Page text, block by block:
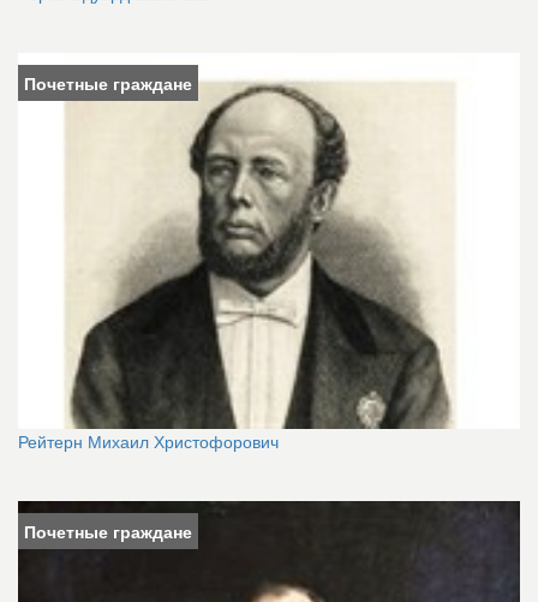
Почетные граждане
Рейтерн Михаил Христофорович
Почетные граждане